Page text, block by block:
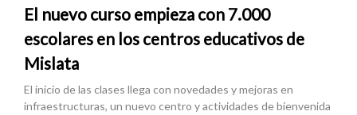
El nuevo curso empieza con 7.000
escolares en los centros educativos de
Mislata
El inicio de las clases llega con novedades y mejoras en
infraestructuras, un nuevo centro y actividades de bienvenida